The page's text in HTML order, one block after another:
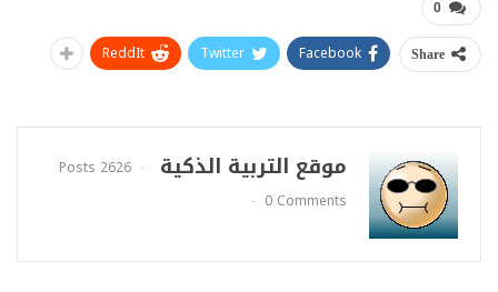
0
Share
Facebook
Twitter
ReddIt
موقع التربية الذكية
2626 Posts
0 Comments